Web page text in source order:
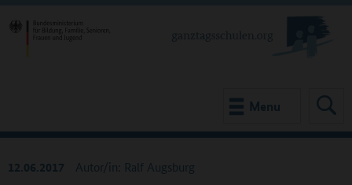
Menu
12.06.2017 Autor/in: Ralf Augsburg